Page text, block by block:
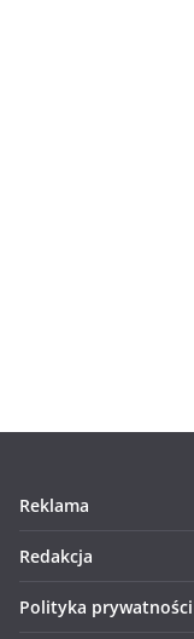
Reklama
Redakcja
Polityka prywatności